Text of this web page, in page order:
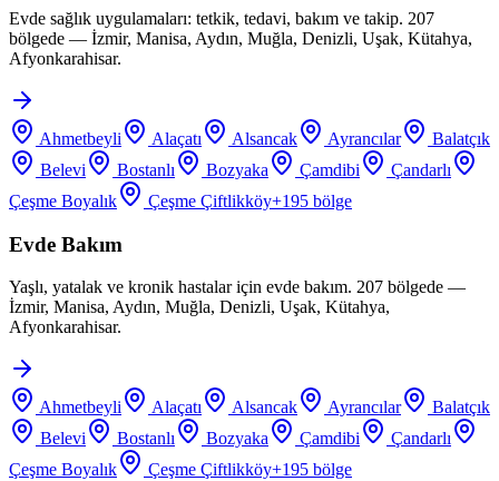
Evde sağlık uygulamaları: tetkik, tedavi, bakım ve takip. 207
bölgede — İzmir, Manisa, Aydın, Muğla, Denizli, Uşak, Kütahya,
Afyonkarahisar.
Ahmetbeyli Alaçatı Alsancak Ayrancılar
Balatçık
Belevi
Bostanlı Bozyaka Çamdibi
Çandarlı
Çeşme Boyalık
Çeşme Çiftlikköy+195 bölge
Evde Bakım
Yaşlı, yatalak ve kronik hastalar için evde bakım. 207 bölgede —
İzmir, Manisa, Aydın, Muğla, Denizli, Uşak, Kütahya,
Afyonkarahisar.
Ahmetbeyli Alaçatı Alsancak Ayrancılar
Balatçık
Belevi
Bostanlı Bozyaka Çamdibi
Çandarlı
Çeşme Boyalık
Çeşme Çiftlikköy+195 bölge